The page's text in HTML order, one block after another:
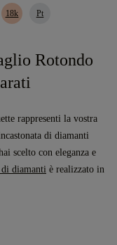
18k Pt
Rotondo
rappresenti la vostra
di diamanti
scelto con eleganza e
di diamanti è realizzato in